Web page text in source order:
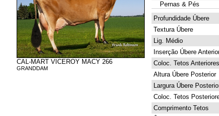
CAL-MART VICEROY MACY 266
GRANDDAM
Pernas & Pés
Profundidade Úbere
Textura Úbere
Lig. Médio
Inserção Úbere
Coloc. Tetos Anteriores
Altura Úbere Posterior
Largura Úbere
Coloc. Tetos
Comprimento Tetos